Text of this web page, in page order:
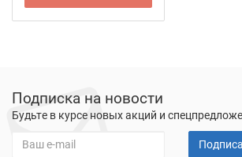
Подписка на новости
Будьте в курсе новых акций и